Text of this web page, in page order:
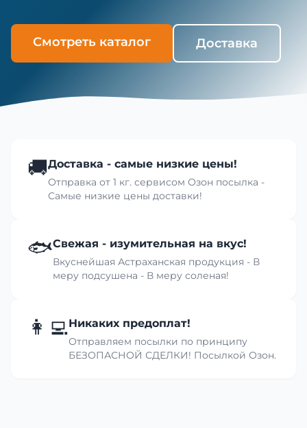
Смотреть каталог Доставка
🚚Доставка - самые низкие цены!
Отправка от 1 кг. сервисом Озон посылка -
Самые низкие цены доставки!
🐟Свежая - изумительная на вкус!
Вкуснейшая Астраханская продукция - В
меру подсушена - В меру соленая!
👩‍💻Никаких предоплат!
Отправляем посылки по принципу
БЕЗОПАСНОЙ СДЕЛКИ! Посылкой Озон.